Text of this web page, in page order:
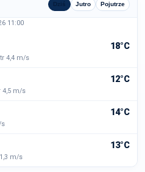
Dziś Jutro Pojutrze
11:00
18°C
4,4 m/s
12°C
4,5 m/s
14°C
s
13°C
m/s